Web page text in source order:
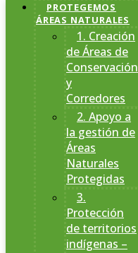
PROTEGEMOS
ÁREAS NATURALES
1. Creación
de Áreas de
Conservación
y
Corredores
2. Apoyo a
la gestión de
Áreas
Naturales
Protegidas
3.
Protección
de territorios
indígenas –